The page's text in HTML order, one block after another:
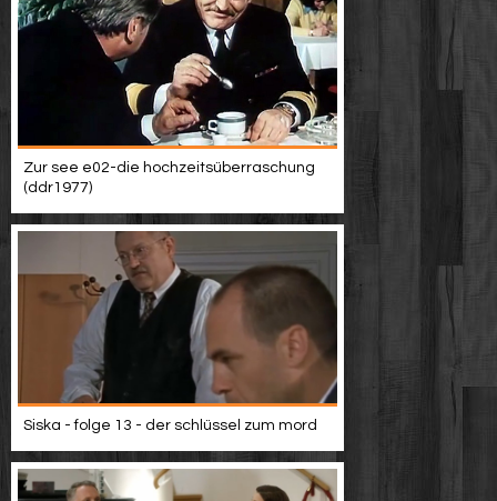
Zur see e02-die hochzeitsüberraschung
(ddr1977)
Siska - folge 13 - der schlüssel zum mord